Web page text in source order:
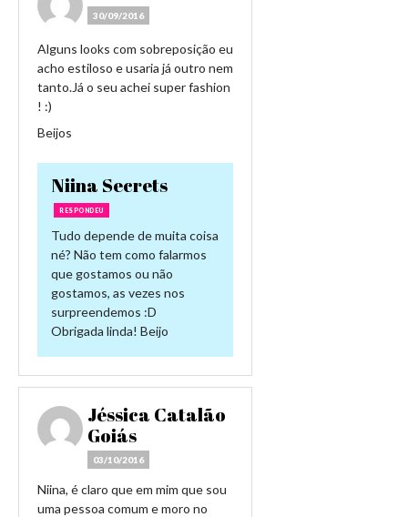
30/09/2016
Alguns looks com sobreposição eu
acho estiloso e usaria já outro nem
tanto.Já o seu achei super fashion
! :)
Beijos
Niina Secrets
RESPONDEU
Tudo depende de muita coisa
né? Não tem como falarmos
que gostamos ou não
gostamos, as vezes nos
surpreendemos :D
Obrigada linda! Beijo
Jéssica Catalão
Goiás
03/10/2016
Niina, é claro que em mim que sou
uma pessoa comum e moro no